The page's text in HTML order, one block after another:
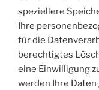
speziellere
Ihre
für die
berechtigtes
eine Einwilligung
werden Ihre